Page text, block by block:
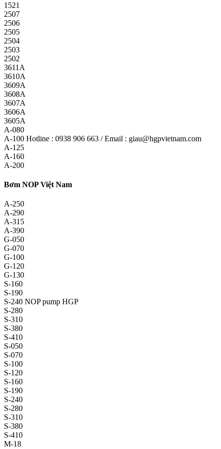
1521
2507
2506
2505
2504
2503
2502
3611A
3610A
3609A
3608A
3607A
3606A
3605A
A-080
A-100 Hotline : 0938 906 663 / Email : giau@hgpvietnam.com
A-125
A-160
A-200
Bơm NOP Việt Nam
A-250
A-290
A-315
A-390
G-050
G-070
G-100
G-120
G-130
S-160
S-190
S-240 NOP pump HGP
S-280
S-310
S-380
S-410
S-050
S-070
S-100
S-120
S-160
S-190
S-240
S-280
S-310
S-380
S-410
M-18